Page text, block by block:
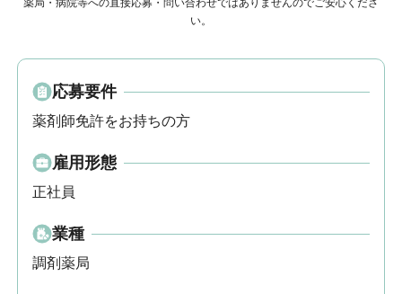
い。
応募要件
薬剤師免許をお持ちの方
雇用形態
正社員
業種
調剤薬局